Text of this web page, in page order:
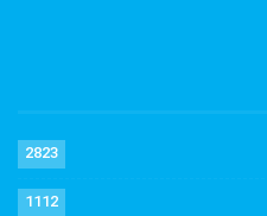
2823
1112